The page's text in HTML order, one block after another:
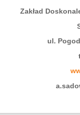
Zakład
ul.